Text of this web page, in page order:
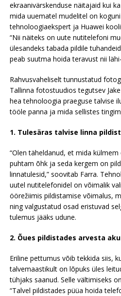
ekraanivärskenduse näitajaid kui
mida uuematel mudelitel on
tehnoloogiaekspert ja Huawei
“Nii näiteks on uute nutitelefoni
ülesandeks tabada pildile
peab suutma hoida teravust nii
Rahvusvaheliselt tunnustatud
Tallinna fotostuudios tegutsev
hea tehnoloogia praeguse talvise
tööle panna ja mida sellistes
1. Tulesäras talvise linna
“Olen täheldanud, et mida
puhtam õhk ja seda kergem on
linnatulesid,” soovitab Farra.
uutel nutitelefonidel on võimalik
öörežiimis pildistamise võimalus,
ning valgustatud osad eristuvad
tulemus jääks udune.
2. Õues pildistades arvesta
Eriline pettumus võib tekkida siis,
talvemaastikult on lõpuks üles
tühjaks saanud. Selle vältimiseks
“Talvel pildistades püüa hoida